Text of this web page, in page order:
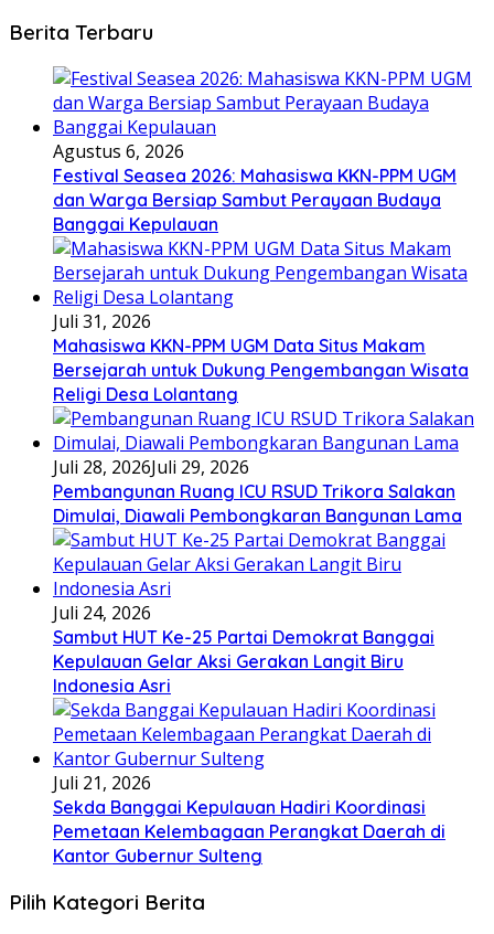
Berita Terbaru
Agustus 6, 2026
Festival Seasea 2026: Mahasiswa KKN-PPM UGM
dan Warga Bersiap Sambut Perayaan Budaya
Banggai Kepulauan
Juli 31, 2026
Mahasiswa KKN-PPM UGM Data Situs Makam
Bersejarah untuk Dukung Pengembangan Wisata
Religi Desa Lolantang
Juli 28, 2026Juli 29, 2026
Pembangunan Ruang ICU RSUD Trikora Salakan
Dimulai, Diawali Pembongkaran Bangunan Lama
Juli 24, 2026
Sambut HUT Ke-25 Partai Demokrat Banggai
Kepulauan Gelar Aksi Gerakan Langit Biru
Indonesia Asri
Juli 21, 2026
Sekda Banggai Kepulauan Hadiri Koordinasi
Pemetaan Kelembagaan Perangkat Daerah di
Kantor Gubernur Sulteng
Pilih Kategori Berita